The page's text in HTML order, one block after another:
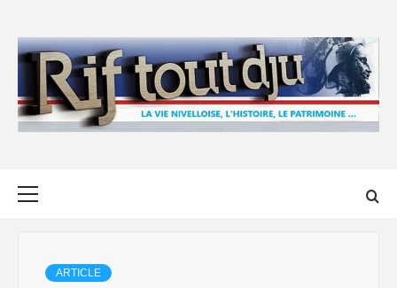
content
ARTICLE